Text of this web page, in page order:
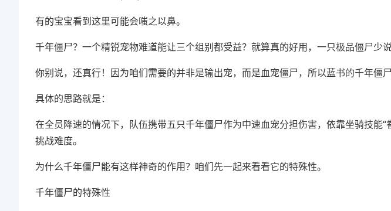
有的宝宝看到这里可能会嗤之以鼻。
千年僵尸？一个精锐宠物难道能让三个组别都受益？就算真的好用，一只极品僵尸少
你别说，还真行！因为咱们需要的并非是输出宠，而是血宠僵尸，所以蓝书的千年僵尸
具体的思路就是：
在全员降速的情况下，队伍携带五只千年僵尸作为中速血宠分担伤害，依靠坐骑技能
挑战难度。
为什么千年僵尸能有这样神奇的作用？咱们先一起来看看它的特殊性。
千年僵尸的特殊性